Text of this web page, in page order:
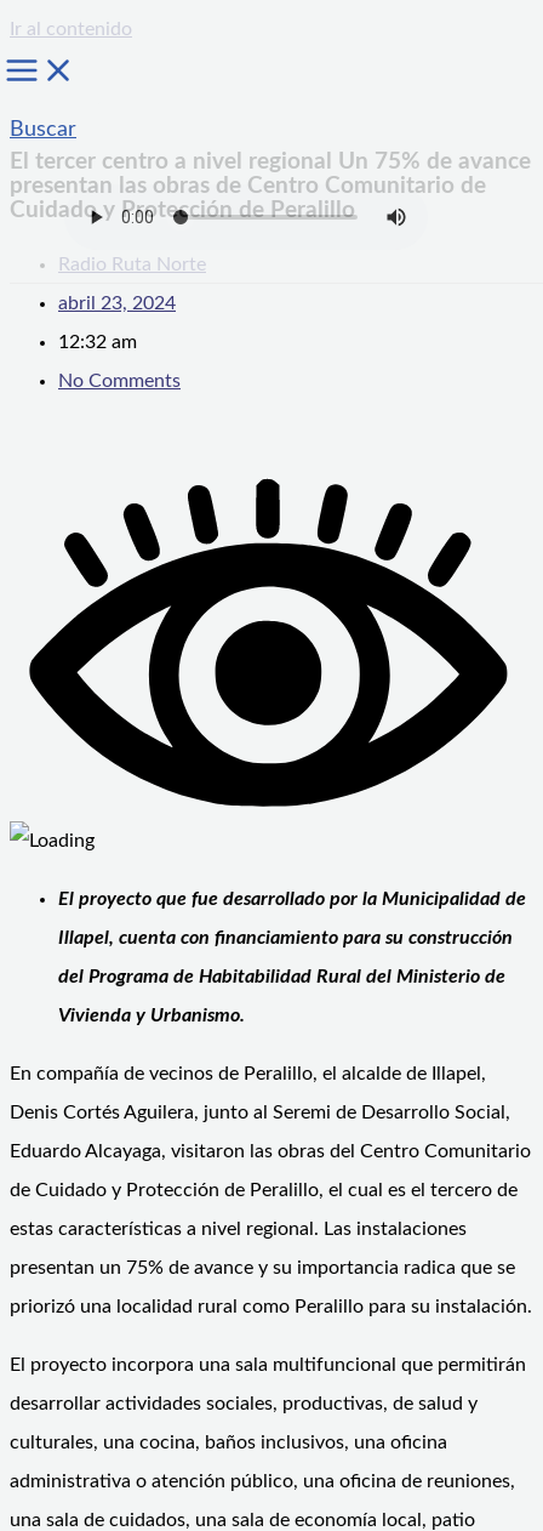
Ir al contenido
Buscar
El tercer centro a nivel regional Un 75% de avance
presentan las obras de Centro Comunitario de
Cuidado y Protección de Peralillo
Radio Ruta Norte
abril 23, 2024
12:32 am
No Comments
El proyecto que fue desarrollado por la Municipalidad de
Illapel, cuenta con financiamiento para su construcción
del Programa de Habitabilidad Rural del Ministerio de
Vivienda y Urbanismo.
En compañía de vecinos de Peralillo, el alcalde de Illapel,
Denis Cortés Aguilera, junto al Seremi de Desarrollo Social,
Eduardo Alcayaga, visitaron las obras del Centro Comunitario
de Cuidado y Protección de Peralillo, el cual es el tercero de
estas características a nivel regional. Las instalaciones
presentan un 75% de avance y su importancia radica que se
priorizó una localidad rural como Peralillo para su instalación.
El proyecto incorpora una sala multifuncional que permitirán
desarrollar actividades sociales, productivas, de salud y
culturales, una cocina, baños inclusivos, una oficina
administrativa o atención público, una oficina de reuniones,
una sala de cuidados, una sala de economía local, patio